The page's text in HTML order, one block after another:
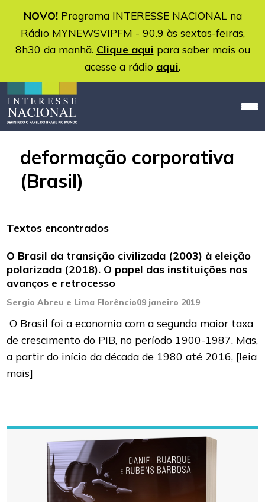
NOVO!Programa INTERESSE NACIONAL na
Rádio MYNEWSVIPFM - 90.9 às sextas-feiras,
8h30 da manhã. Clique aqui para saber mais ou
acesse a rádio aqui.
deformação corporativa
(Brasil)
Textos encontrados
O Brasil da transição civilizada (2003) à eleição
polarizada (2018). O papel das instituições nos
avanços e retrocesso
Sergio Abreu e Lima Florêncio09 janeiro 2019
O Brasil foi a economia com a segunda maior taxa
de crescimento do PIB, no período 1900-1987. Mas,
a partir do início da década de 1980 até 2016, [leia
mais]